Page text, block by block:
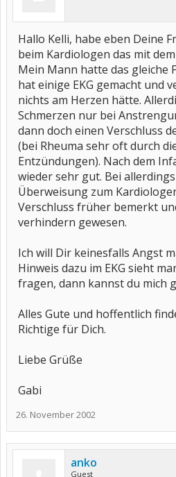
Hallo Kelli, habe eben Deine
beim Kardiologen das mit
Mein Mann hatte das gleiche
hat einige EKG gemacht und
nichts am Herzen hätte.
Schmerzen nur bei
dann doch einen Verschluss
(bei Rheuma sehr oft durch
Entzündungen). Nach dem
wieder sehr gut. Bei
Überweisung zum
Verschluss früher bemerkt
verhindern gewesen.
Ich will Dir keinesfalls Angst
Hinweis dazu im EKG sieht
fragen, dann kannst du mich
Alles Gute und hoffentlich
Richtige für Dich.
Liebe Grüße
Gabi
26. November 2002
anko
Guest